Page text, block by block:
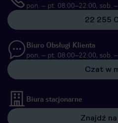
pon. – pt. 08:00–22:00, sob.
22 255
Biuro Obsługi Klienta
pon. – pt. 08:00–22:00, sob.
Czat w
Biura stacjonarne
Znajdź